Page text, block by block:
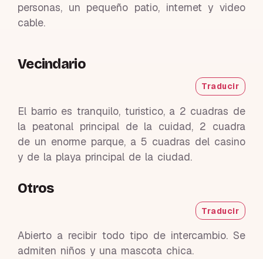
personas, un pequeño patio, internet y video
cable.
Vecindario
Traducir
El barrio es tranquilo, turistico, a 2 cuadras de
la peatonal principal de la cuidad, 2 cuadra
de un enorme parque, a 5 cuadras del casino
y de la playa principal de la ciudad.
Otros
Traducir
Abierto a recibir todo tipo de intercambio. Se
admiten niños y una mascota chica.